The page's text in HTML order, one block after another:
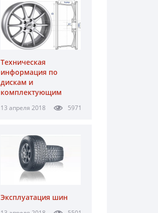
Техническая
информация по
дискам и
комплектующим
13 апреля 2018 5971
Эксплуатация шин